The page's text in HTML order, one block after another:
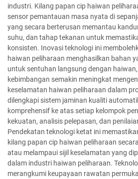
industri. Kilang papan cip haiwan
sensor pemantauan masa nyata di
yang secara berterusan memantau
suhu, dan tahap tekanan untuk
konsisten. Inovasi teknologi ini
haiwan peliharaan menghasilkan bahan
untuk sentuhan langsung dengan
kebimbangan semakin meningkat
keselamatan haiwan peliharaan dalam
dilengkapi sistem jaminan kualiti
komprehensif ke atas setiap kelompok
kekuatan, analisis pelepasan, dan
Pendekatan teknologi ketat ini
kilang papan cip haiwan peliharaan
atau melampaui sijil keselamatan yang
dalam industri haiwan peliharaan.
merangkumi keupayaan rawatan